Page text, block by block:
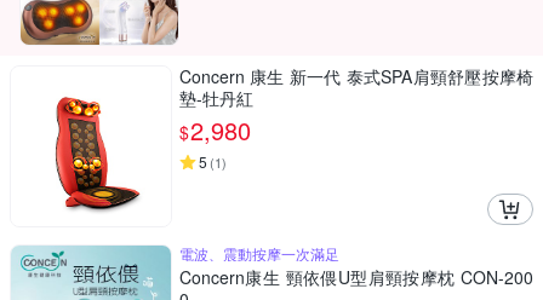
Concern 康生 新一代 泰式SPA肩頸舒壓按摩椅
墊-牡丹紅
$2,980
5 (1)
電波、震動按摩一次滿足
Concern康生 頸依偎U型肩頸按摩枕 CON-200